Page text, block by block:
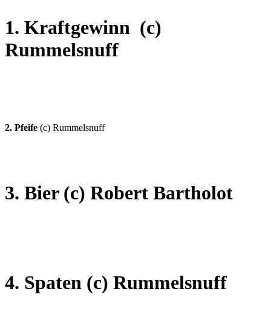
1. Kraftgewinn (c)
Rummelsnuff
2. Pfeife (c) Rummelsnuff
3. Bier (c) Robert Bartholot
4. Spaten (c) Rummelsnuff